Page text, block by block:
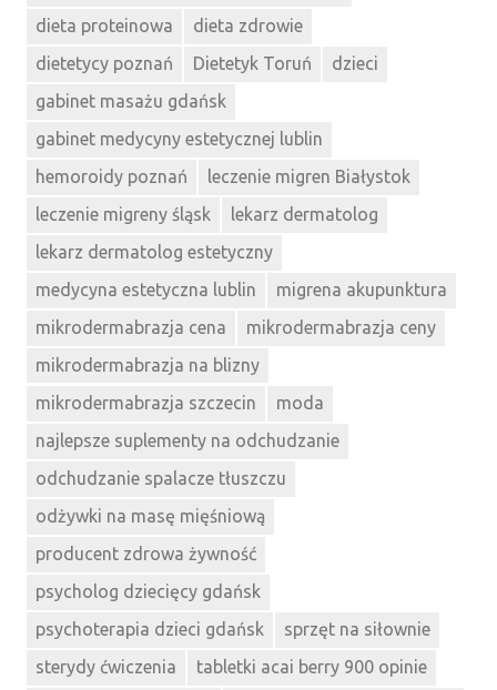
dieta proteinowa
dieta zdrowie
dietetycy poznań
Dietetyk Toruń
dzieci
gabinet masażu gdańsk
gabinet medycyny estetycznej lublin
hemoroidy poznań
leczenie migren Białystok
leczenie migreny śląsk
lekarz dermatolog
lekarz dermatolog estetyczny
medycyna estetyczna lublin
migrena akupunktura
mikrodermabrazja cena
mikrodermabrazja ceny
mikrodermabrazja na blizny
mikrodermabrazja szczecin
moda
najlepsze suplementy na odchudzanie
odchudzanie spalacze tłuszczu
odżywki na masę mięśniową
producent zdrowa żywność
psycholog dziecięcy gdańsk
psychoterapia dzieci gdańsk
sprzęt na siłownie
sterydy ćwiczenia
tabletki acai berry 900 opinie